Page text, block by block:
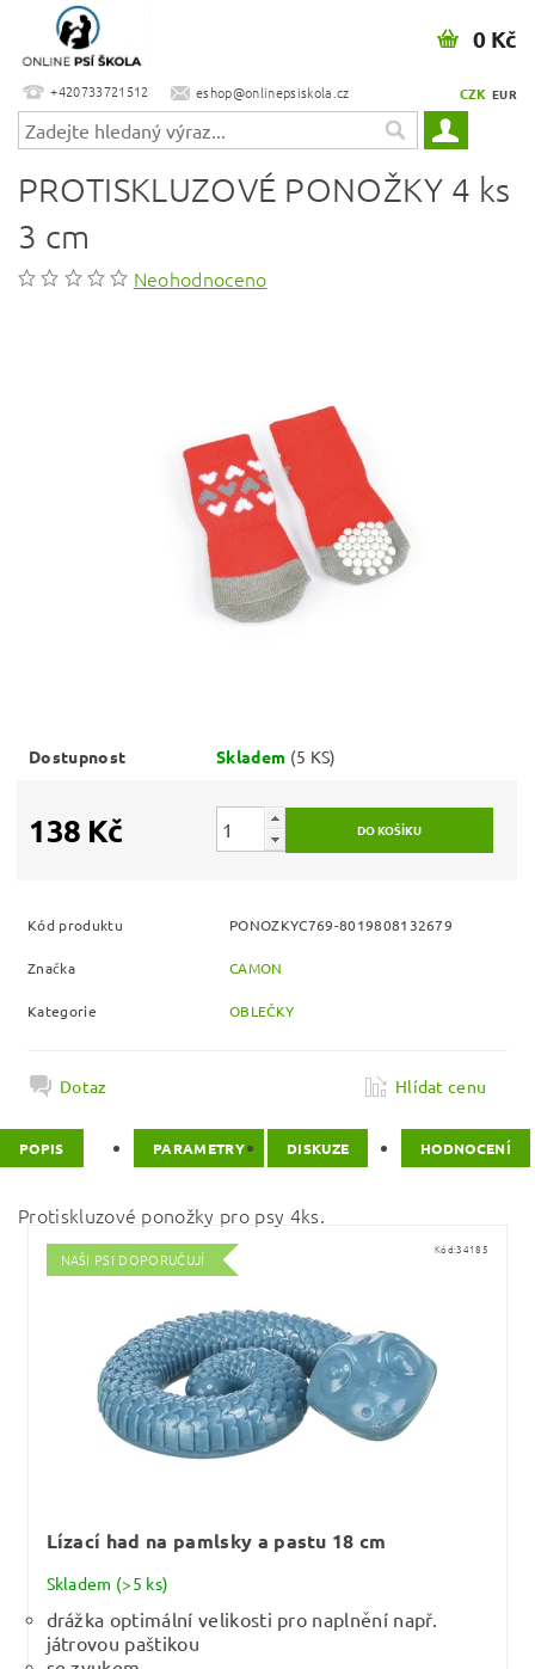
+420733721512 eshop@onlinepsiskola.cz CZK EUR
0 Kč
PROTISKLUZOVÉ PONOŽKY 4 ks
3 cm
Neohodnoceno
Dostupnost Skladem (5 KS)
138 Kč
Kód produktu PONOZKYC769-8019808132679
Značka CAMON
Kategorie OBLEČKY
Dotaz Hlídat cenu
POPIS PARAMETRY DISKUZE HODNOCENÍ
Protiskluzové ponožky pro psy 4ks.
NAŠI PSI DOPORUČUJÍ
Kód:34185
Lízací had na pamlsky a pastu 18 cm
Skladem (>5 ks)
drážka optimální velikosti pro naplnění např.
játrovou paštikou